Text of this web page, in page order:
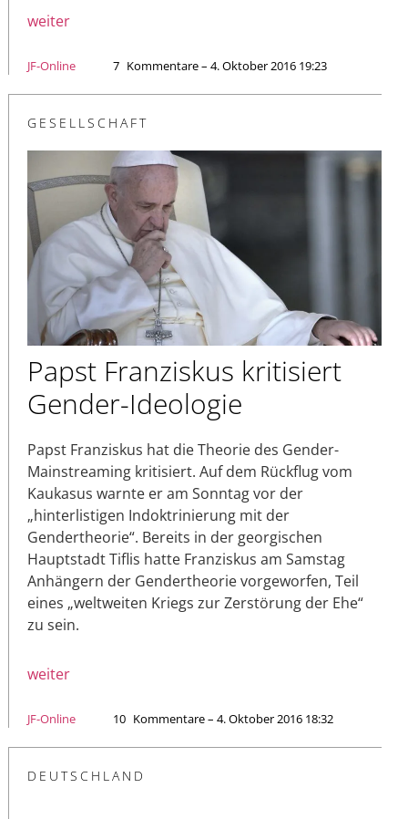
weiter
JF-Online 7 Kommentare – 4. Oktober 2016 19:23
GESELLSCHAFT
Papst Franziskus kritisiert
Gender-Ideologie
Papst Franziskus hat die Theorie des Gender-
Mainstreaming kritisiert. Auf dem Rückflug vom
Kaukasus warnte er am Sonntag vor der
„hinterlistigen Indoktrinierung mit der
Gendertheorie“. Bereits in der georgischen
Hauptstadt Tiflis hatte Franziskus am Samstag
Anhängern der Gendertheorie vorgeworfen, Teil
eines „weltweiten Kriegs zur Zerstörung der Ehe“
zu sein.
weiter
JF-Online 10 Kommentare – 4. Oktober 2016 18:32
DEUTSCHLAND